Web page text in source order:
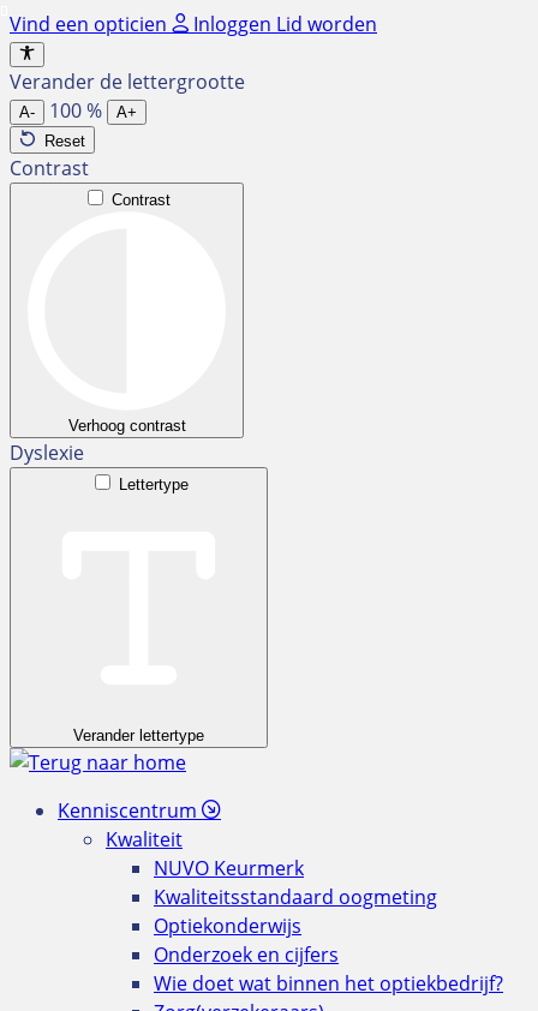
Ga
naar
de
inhoud
Vind een opticien Inloggen Lid worden
Verander de lettergrootte
A- 100%
A+
Reset
Contrast
Contrast
Verhoog contrast
Dyslexie
Lettertype
Verander lettertype
Kenniscentrum
Kwaliteit
NUVO Keurmerk
Kwaliteitsstandaard oogmeting
Optiekonderwijs
Onderzoek en cijfers
Wie doet wat binnen het optiekbedrijf?